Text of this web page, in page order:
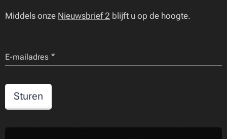
Middels onze Nieuwsbrief 2 blijft u op de hoogte.
E-mailadres
Sturen